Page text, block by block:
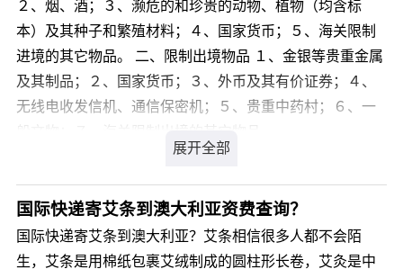
２、烟、酒；３、濒危的和珍贵的动物、植物（均含标
本）及其种子和繁殖材料；４、国家货币；５、海关限制
进境的其它物品。 二、限制出境物品 １、金银等贵重金属
及其制品；２、国家货币；３、外币及其有价证券；４、
无线电收发信机、通信保密机；５、贵重中药村；６、一
国际快递寄艾条到澳大利亚资费查询？
国际快递寄艾条到澳大利亚？艾条相信很多人都不会陌
生，艾条是用棉纸包裹艾绒制成的圆柱形长卷，艾灸是中